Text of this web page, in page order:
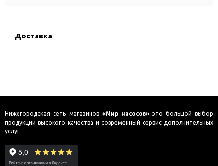
Доставка
Нижегородская сеть магазинов «Мир насосов» это большой выбор
продукции высокого качества и современный сервис дополнительных
услуг.